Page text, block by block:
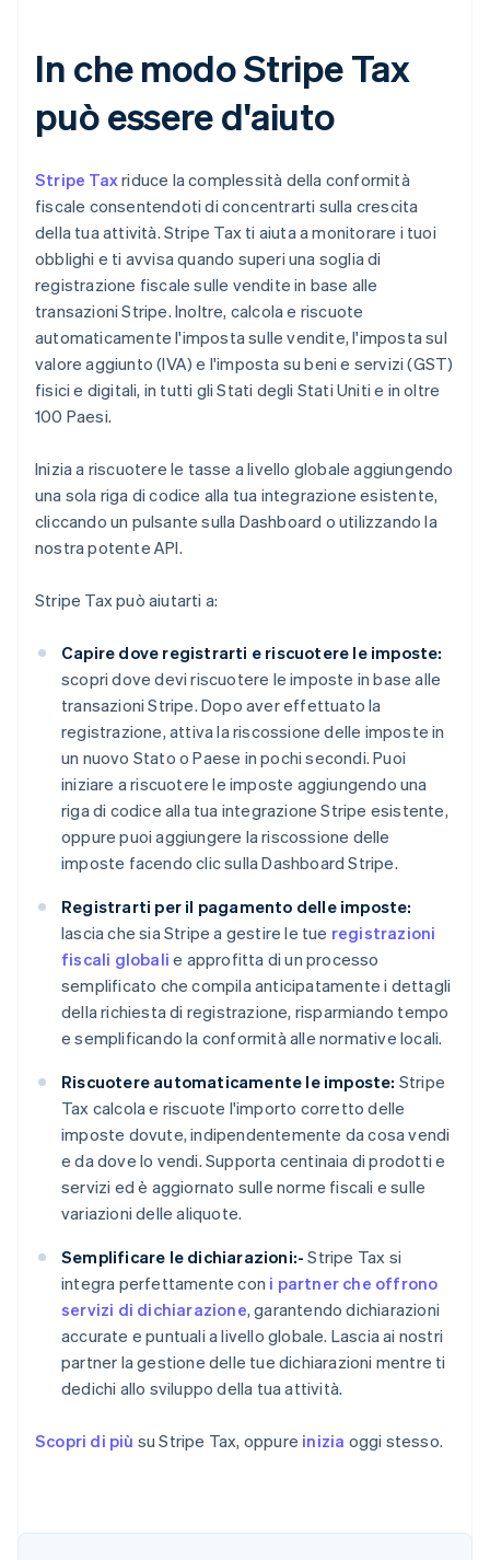
In che modo Stripe Tax
può essere d'aiuto
Stripe Taxriduce la complessità della conformità
fiscale consentendoti di concentrarti sulla crescita
della tua attività. Stripe Tax ti aiuta a monitorare i tuoi
obblighi e ti avvisa quando superi una soglia di
registrazione fiscale sulle vendite in base alle
transazioni Stripe. Inoltre, calcola e riscuote
automaticamente l'imposta sulle vendite, l'imposta sul
valore aggiunto (IVA) e l'imposta su beni e servizi (GST)
fisici e digitali, in tutti gli Stati degli Stati Uniti e in oltre
100 Paesi.
Inizia a riscuotere le tasse a livello globale aggiungendo
una sola riga di codice alla tua integrazione esistente,
cliccando un pulsante sulla Dashboard o utilizzando la
nostra potente API.
Stripe Tax può aiutarti a:
Capire dove registrarti e riscuotere le imposte:
scopri dove devi riscuotere le imposte in base alle
transazioni Stripe. Dopo aver effettuato la
registrazione, attiva la riscossione delle imposte in
un nuovo Stato o Paese in pochi secondi. Puoi
iniziare a riscuotere le imposte aggiungendo una
riga di codice alla tua integrazione Stripe esistente,
oppure puoi aggiungere la riscossione delle
imposte facendo clic sulla Dashboard Stripe.
Registrarti per il pagamento delle imposte:
lascia che sia Stripe a gestire le tue registrazioni
fiscali globali e approfitta di un processo
semplificato che compila anticipatamente i dettagli
della richiesta di registrazione, risparmiando tempo
e semplificando la conformità alle normative locali.
Riscuotere automaticamente le imposte: Stripe
Tax calcola e riscuote l'importo corretto delle
imposte dovute, indipendentemente da cosa vendi
e da dove lo vendi. Supporta centinaia di prodotti e
servizi ed è aggiornato sulle norme fiscali e sulle
variazioni delle aliquote.
Semplificare le dichiarazioni:- Stripe Tax si
integra perfettamente con i partner che offrono
servizi di dichiarazione, garantendo dichiarazioni
accurate e puntuali a livello globale. Lascia ai nostri
partner la gestione delle tue dichiarazioni mentre ti
dedichi allo sviluppo della tua attività.
Scopri di più su Stripe Tax, oppure inizia oggi stesso.